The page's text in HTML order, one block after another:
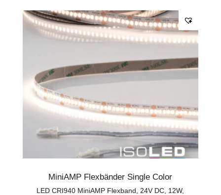
MiniAMP Flexbänder Single Color
LED CRI940 MiniAMP Flexband, 24V DC, 12W,